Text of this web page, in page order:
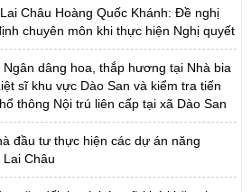
Châu Hoàng Quốc Khánh: Đề nghị
chuyên môn khi thực hiện Nghị quyết
dâng hoa, thắp hương tại Nhà bia
sĩ khu vực Dào San và kiểm tra tiến
thông Nội trú liên cấp tại xã Dào San
đầu tư thực hiện các dự án năng
Châu